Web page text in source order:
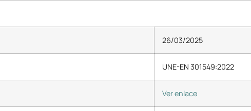
26/03/2025
UNE-EN 301549:2022
Ver enlace